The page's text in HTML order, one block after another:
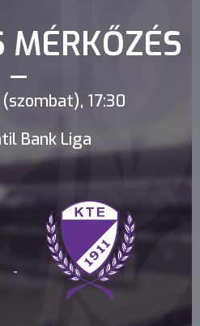
17:30
Bank Liga
-